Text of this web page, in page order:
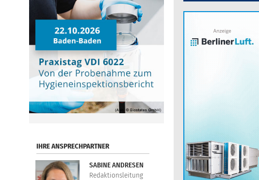
IHRE ANSPRECHPARTNER
SABINE ANDRESEN
Redaktionsleitung